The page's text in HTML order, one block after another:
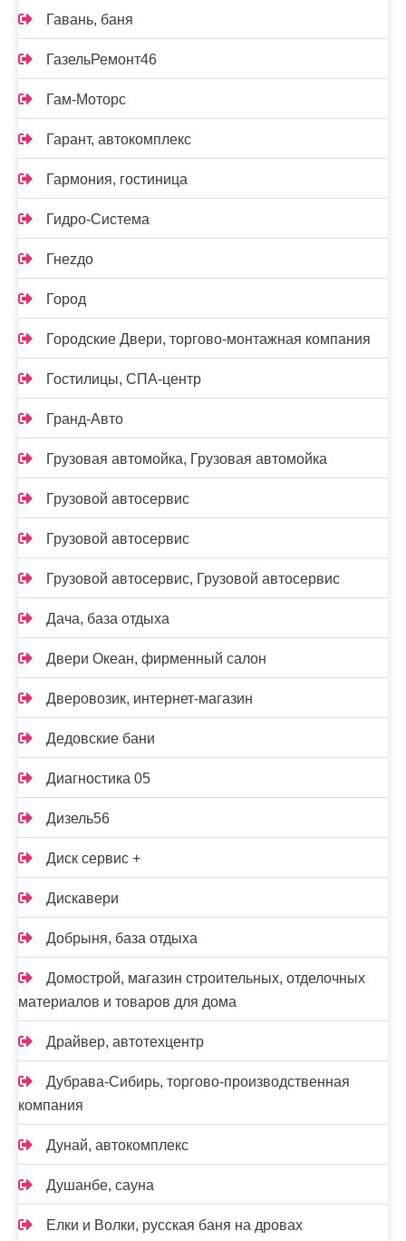
Гавань, баня
ГазельРемонт46
Гам-Моторс
Гарант, автокомплекс
Гармония, гостиница
Гидро-Система
Гнеzдо
Город
Городские Двери, торгово-монтажная компания
Гостилицы, СПА-центр
Гранд-Авто
Грузовая автомойка, Грузовая автомойка
Грузовой автосервис
Грузовой автосервис
Грузовой автосервис, Грузовой автосервис
Дача, база отдыха
Двери Океан, фирменный салон
Дверовозик, интернет-магазин
Дедовские бани
Диагностика 05
Дизель56
Диск сервис +
Дискавери
Добрыня, база отдыха
Домострой, магазин строительных, отделочных
материалов и товаров для дома
Драйвер, автотехцентр
Дубрава-Сибирь, торгово-производственная
компания
Дунай, автокомплекс
Душанбе, сауна
Елки и Волки, русская баня на дровах